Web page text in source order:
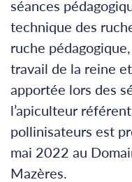
séances
technique des
ruche
travail de la reine
apportée lors des
l’apiculteur
pollinisateurs est
mai 2022 au
Mazères.